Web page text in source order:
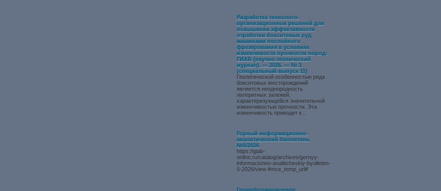
Разработка технолого-
организационных решений для
повышения эффективности
отработки бокситовых руд
машинами послойного
фрезерования в условиях
изменчивости прочности пород:
ГИАБ (научно-технический
журнал). — 2026. — № 3
(специальный выпуск 11)
Геологической особенностью ряда
бокситовых месторождений
является неоднородность
латеритных залежей,
характеризующейся значительной
изменчивостью прочности. Эта
изменчивость приводит к...
Горный информационно-
аналитический бюллетень
№5/2026
https://giab-
online.ru/catalog/archives/gornyy-
informacionno-analiticheskiy-byulleten-
5-2026/view #mce_temp_url#
Геоинформационное